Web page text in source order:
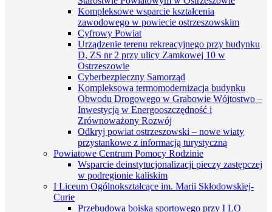
Kompleksowe wsparcie kształcenia
zawodowego w powiecie ostrzeszowskim
Cyfrowy Powiat
Urządzenie terenu rekreacyjnego przy budynku
D, ZS nr 2 przy ulicy Zamkowej 10 w
Ostrzeszowie
Cyberbezpieczny Samorząd
Kompleksowa termomodernizacja budynku
Obwodu Drogowego w Grabowie Wójtostwo –
Inwestycją w Energooszczędność i
Zrównoważony Rozwój
Odkryj powiat ostrzeszowski – nowe wiaty
przystankowe z informacją turystyczną
Powiatowe Centrum Pomocy Rodzinie
Wsparcie deinstytucjonalizacji pieczy zastępczej
w podregionie kaliskim
I Liceum Ogólnokształcące im. Marii Skłodowskiej-
Curie
Przebudowa boiska sportowego przy I LO